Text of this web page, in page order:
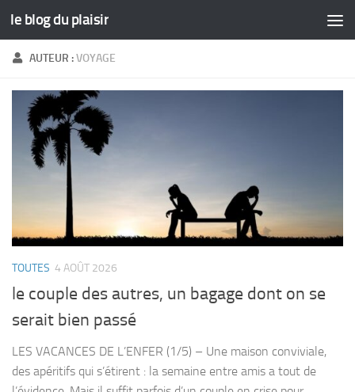
Skip to content
le blog du plaisir
AUTEUR :VOYAGE
TOUTES 4 AOÛT 2026
le couple des autres, un bagage dont on se
serait bien passé
LES VACANCES DE L’ENFER (1/5) – Une maison conviviale,
des apéritifs qui s’étirent : la semaine entre amis a tout de